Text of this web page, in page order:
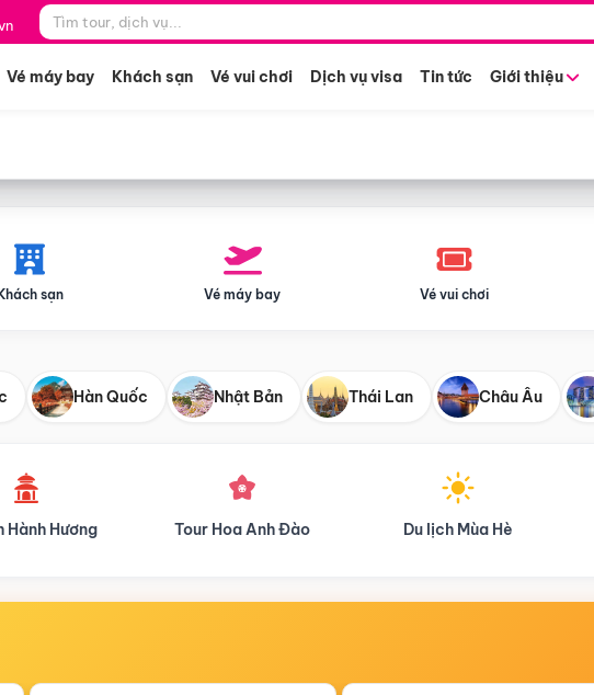
Vé máy bay Khách sạn Vé vui chơi Dịch vụ visa Tin tức Giới thiệu
Khách sạn Vé máy bay Vé vui chơi
Hàn Quốc Nhật Bản Thái Lan Châu Âu
Anh Đào Du lịch Mùa Hè Du lịch Mùa Thu